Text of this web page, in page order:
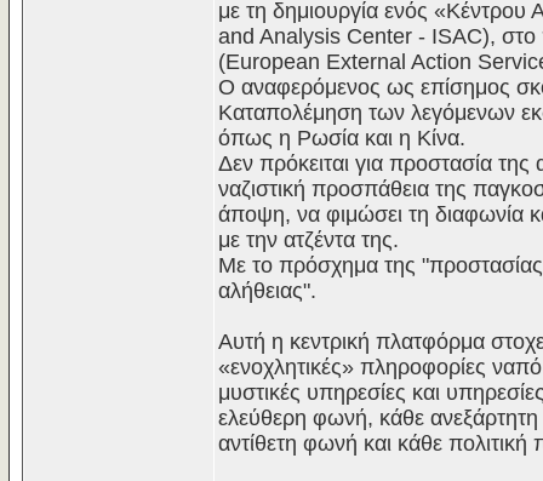
με τη δημιουργία ενός
and Analysis Center - ISAC), στο
(European External Action
Ο αναφερόμενος ως επίσημος
Καταπολέμηση των λεγόμενων
όπως η Ρωσία και η Κίνα.
Δεν πρόκειται για προστασία
ναζιστική προσπάθεια της
άποψη, να φιμώσει τη διαφωνία
με την ατζέντα της.
Με το πρόσχημα της
αλήθειας".
Αυτή η κεντρική πλατφόρμα
«ενοχλητικές» πληροφορίες
μυστικές υπηρεσίες και
ελεύθερη φωνή, κάθε ανεξάρτητη
αντίθετη φωνή και κάθε πολιτική